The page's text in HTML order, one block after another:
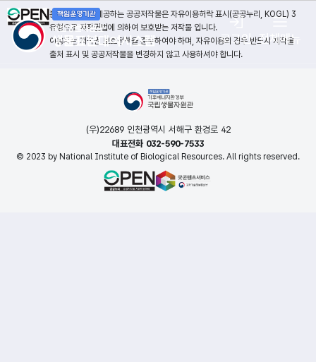
로그인 전체메뉴
본 누리집에서 제공하는 공공저작물은 자유이용허락 표시(공공누리, KOGL) 3
유형으로 저작권법에 의하여 보호받는 저작물 입니다.
이용자는 저작권 보호정책을 준수하여야 하며, 자유이용의 경우 반드시 저작물
출처 표시 및 공공저작물을 변경하지 않고 사용하셔야 합니다.
(우)22689 인천광역시 서해구 환경로 42
대표전화 032-590-7533
© 2023 by National Institute of Biological Resources. All rights reserved.